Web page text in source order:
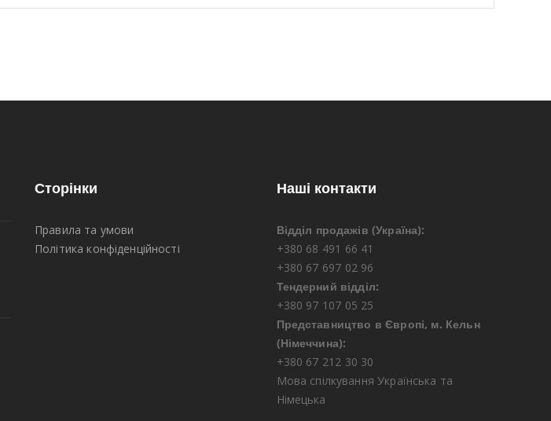
Сторінки
Правила та умови
Політика конфіденційності
Наші контакти
Відділ продажів (Україна):
+380 68 491 66 41
+380 67 697 02 96
Тендерний відділ:
+380 97 107 05 25
Представництво в Європі, м. Кельн
(Німеччина):
+380 67 212 30 30
Мова спілкування Українська та
Німецька